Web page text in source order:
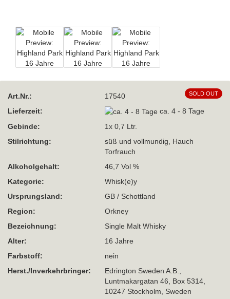
SOLD OUT
Art.Nr.:
17540
Lieferzeit:
ca. 4 - 8 Tage
Gebinde:
1x 0,7 Ltr.
Stilrichtung:
süß und vollmundig, Hauch
Torfrauch
Alkoholgehalt:
46,7 Vol %
Kategorie:
Whisk(e)y
Ursprungsland:
GB / Schottland
Region:
Orkney
Bezeichnung:
Single Malt Whisky
Alter:
16 Jahre
Farbstoff:
nein
Herst./Inverkehrbringer:
Edrington Sweden A.B.,
Luntmakargatan 46, Box 5314,
10247 Stockholm, Sweden